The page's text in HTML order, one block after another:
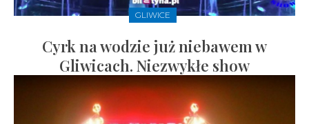
GLIWICE
Cyrk na wodzie już niebawem w
Gliwicach. Niezwykłe show